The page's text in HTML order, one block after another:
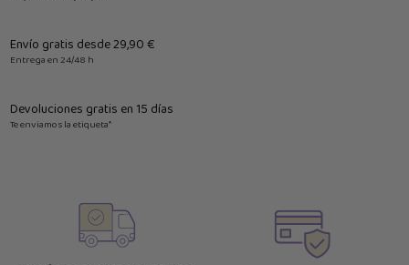
Envío gratis desde 29,90 €
Entrega en 24/48 h
Devoluciones gratis en 15 días
Te enviamos la etiqueta*